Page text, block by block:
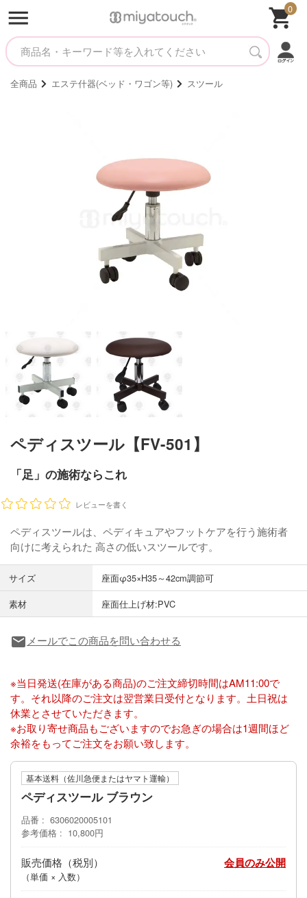
0
全商品 エステ什器(ベッド・ワゴン等) スツール
ペディスツール【FV-501】
「足」の施術ならこれ
レビューを書く
ペディスツールは、ペディキュアやフットケアを行う施術者
向けに考えられた 高さの低いスツールです。
サイズ
座面φ35×H35～42cm調節可
素材
座面仕上げ材:PVC
local_post_office メールでこの商品を問い合わせる
※当日発送(在庫がある商品)のご注文締切時間はAM11:00で
す。それ以降のご注文は翌営業日受付となります。土日祝は
休業とさせていただきます。
※お取り寄せ商品もございますのでお急ぎの場合は1週間ほど
余裕をもってご注文をお願い致します。
基本送料（佐川急便またはヤマト運輸）
ペディスツール ブラウン
品番
6306020005101
参考価格
10,800円
販売価格
（単価 × 入数）
会員のみ公開